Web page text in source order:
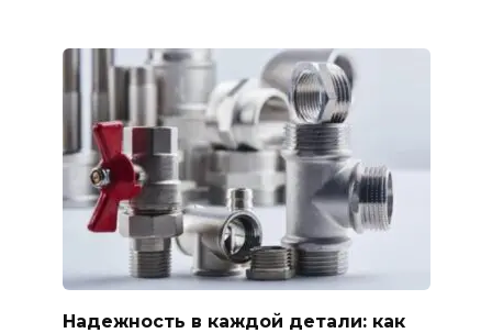
Надежность в каждой детали: как